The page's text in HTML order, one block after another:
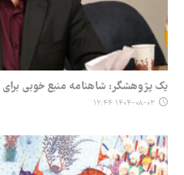
یک پژوهشگر: شاهنامه منبع خوبی
۱۴۰۴-۰۸-۰۳ ۱۲:۴۴